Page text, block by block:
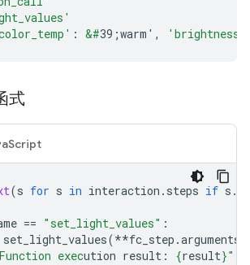
: &#39;warm' , 'brightness'
式
(s for s in interaction . steps if s .
== "set_light_values" :
set_light_values(**fc_step .arguments
execution result: {result}"